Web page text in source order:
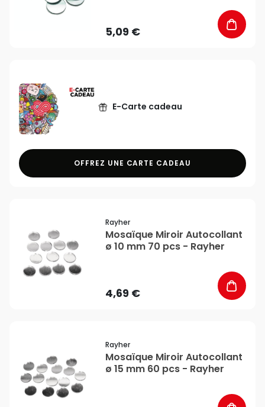
5,09 €
E-Carte cadeau
OFFREZ UNE CARTE CADEAU
Rayher
Mosaïque Miroir Autocollant
ø 10 mm 70 pcs - Rayher
4,69 €
Rayher
Mosaïque Miroir Autocollant
ø 15 mm 60 pcs - Rayher